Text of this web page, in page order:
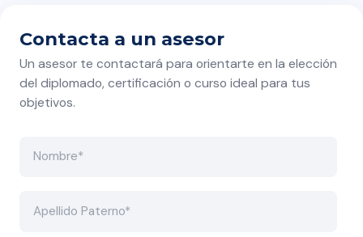
Contacta a un asesor
Un asesor te contactará para orientarte en la elección
del diplomado, certificación o curso ideal para tus
objetivos.